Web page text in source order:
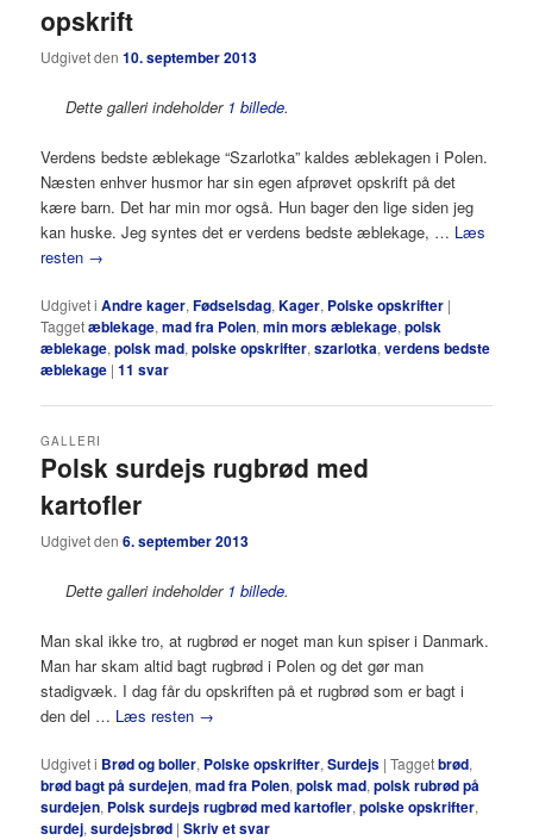
opskrift
Udgivet den10. september 2013
Dette galleri indeholder 1 billede.
Verdens bedste æblekage “Szarlotka” kaldes æblekagen i Polen.
Næsten enhver husmor har sin egen afprøvet opskrift på det
kære barn. Det har min mor også. Hun bager den lige siden jeg
kan huske. Jeg syntes det er verdens bedste æblekage, … Læs
resten →
Udgivet i Andre kager,Fødselsdag,Kager, Polske opskrifter |
Taggetæblekage,mad fra Polen,min mors æblekage,polsk
æblekage,polsk mad,polske opskrifter,szarlotka,verdens bedste
æblekage |11 svar
Polsk surdejs rugbrød med
kartofler
GALLERI
Udgivet den6. september 2013
Dette galleri indeholder 1 billede.
Man skal ikke tro, at rugbrød er noget man kun spiser i Danmark.
Man har skam altid bagt rugbrød i Polen og det gør man
stadigvæk. I dag får du opskriften på et rugbrød som er bagt i
den del … Læs resten →
Udgivet i Brød og boller, Polske opskrifter,Surdejs |Taggetbrød,
brød bagt på surdejen,mad fra Polen,polsk mad,polsk rubrød på
surdejen, Polsk surdejs rugbrød med kartofler,polske opskrifter,
surdej,surdejsbrød |Skriv et svar